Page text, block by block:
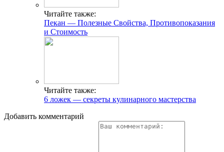
Читайте также:
Пекан — Полезные Свойства, Противопоказания
и Стоимость
Читайте также:
6 ложек — секреты кулинарного мастерства
Добавить комментарий